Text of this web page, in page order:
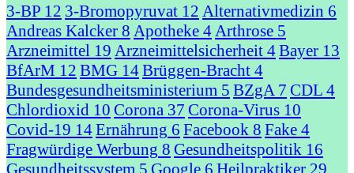
3-BP 12 3-Bromopyruvat 12 Alternativmedizin 6
Andreas Kalcker 8 Apotheke 4Arthrose 5
Arzneimittel 19 Arzneimittelsicherheit 4Bayer 13
BfArM 12 BMG 14Brüggen-Bracht 4
Bundesgesundheitsministerium 5 BZgA7 CDL 4
Chlordioxid 10 Corona 37 Corona-Virus 10
Covid-19 14Ernährung 6 Facebook 8 Fake 4
Fragwürdige Werbung 8 Gesundheitspolitik 16
Gesundheitssystem 5 Google 6 Heilpraktiker 29